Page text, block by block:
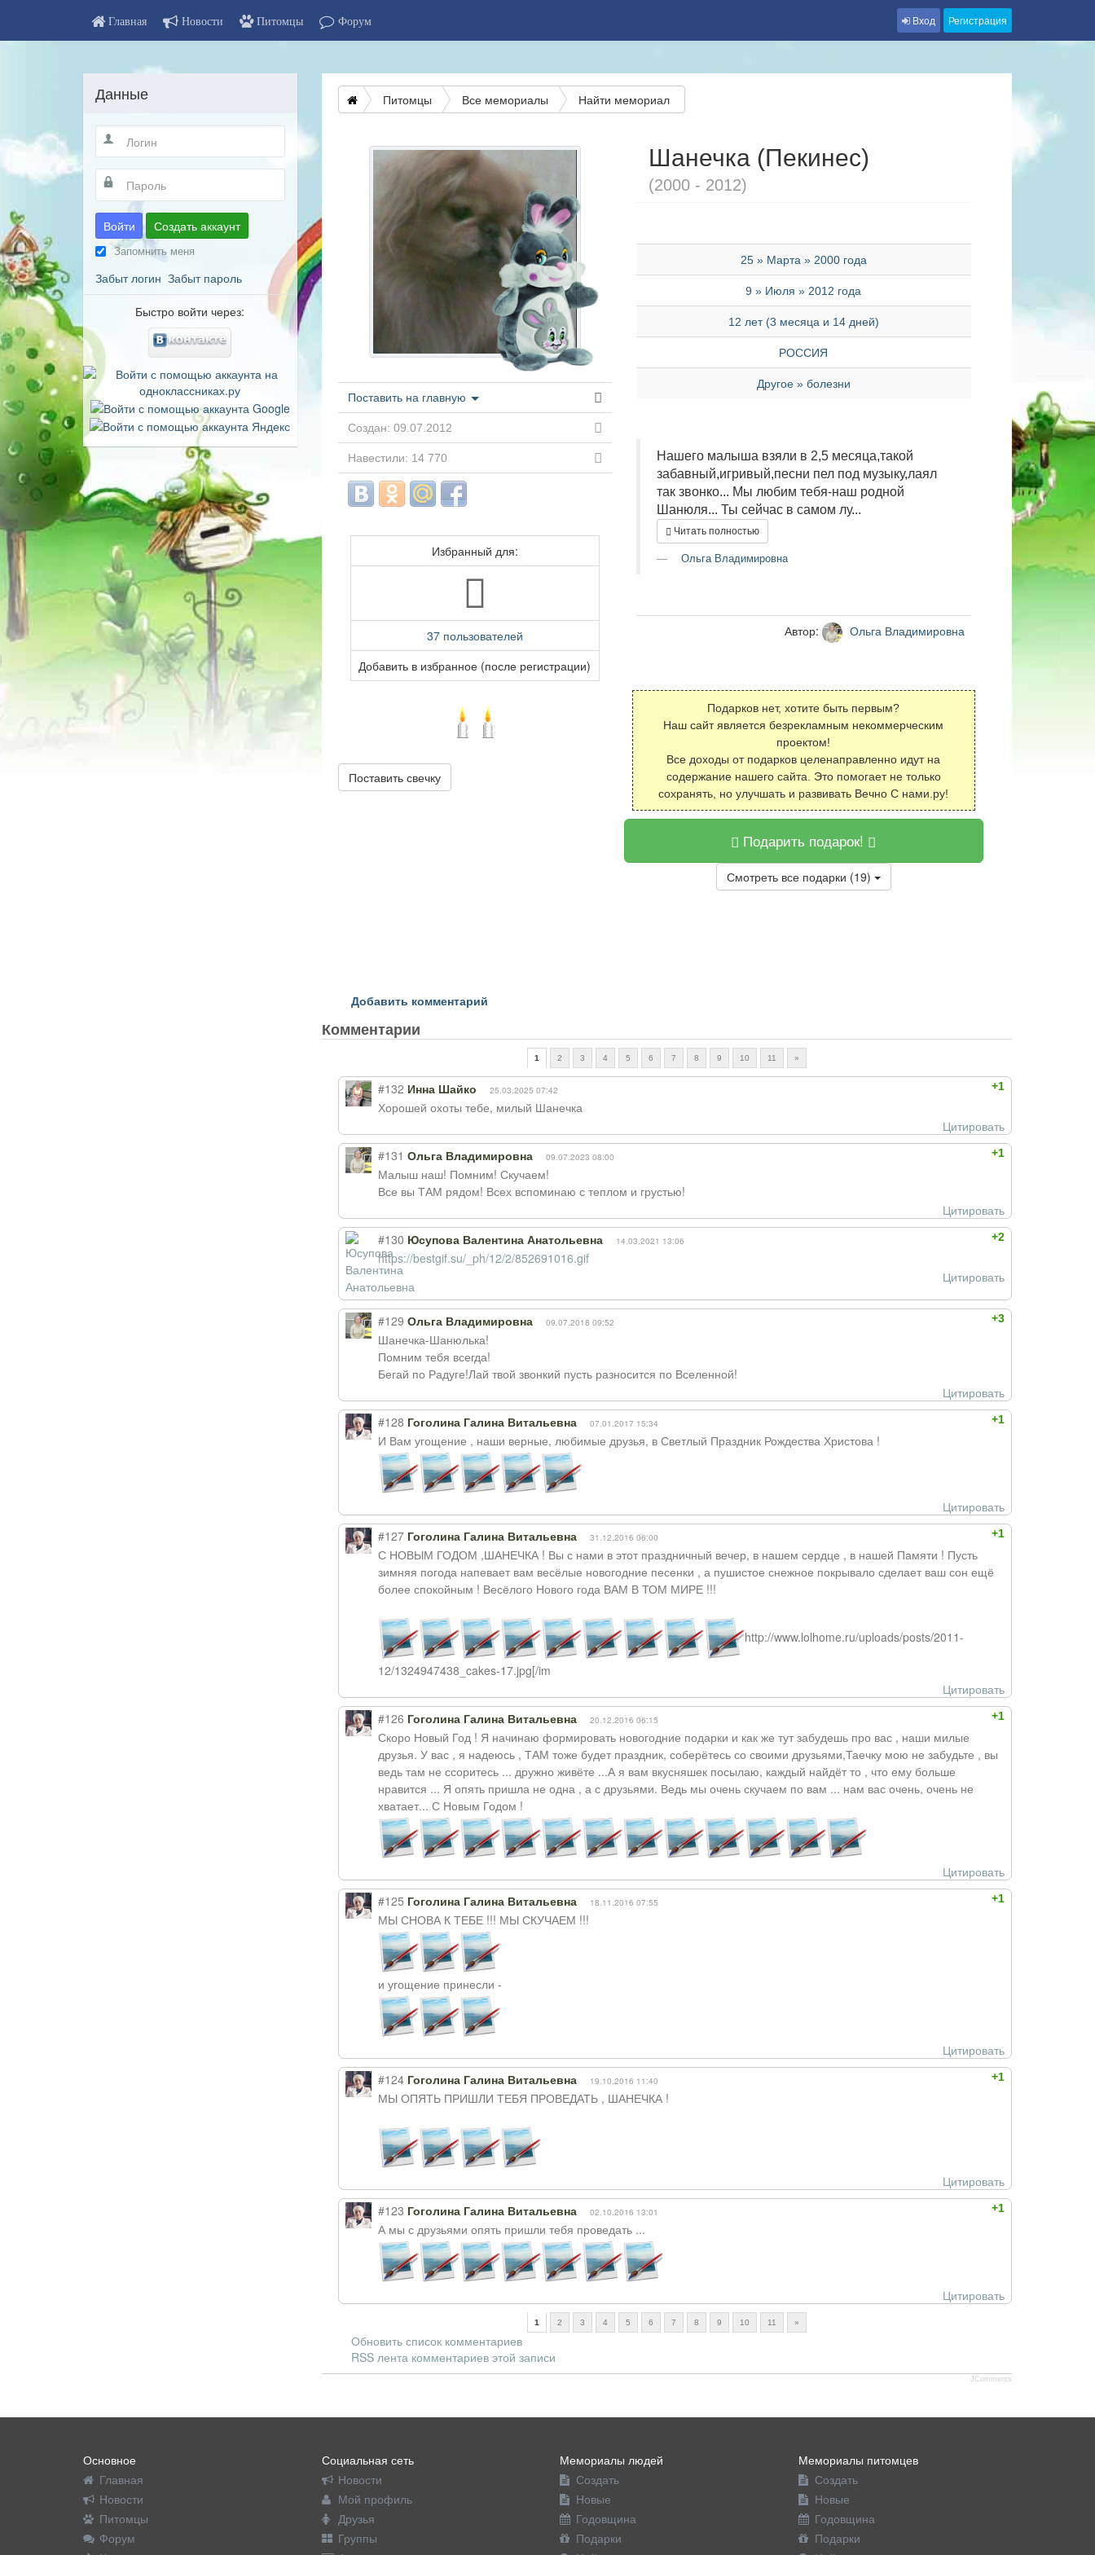
Главная Новости Питомцы Форум Вход Регистрация
Питомцы Все мемориалы Найти мемориал
Поставить на главную
Создан: 09.07.2012
Навестили: 14 770
Избранный для:
37 пользователей
Добавить в избранное (после регистрации)
Поставить свечку
Шанечка (Пекинес)
(2000 - 2012)
25 » Марта » 2000 года
9 » Июля » 2012 года
12 лет (3 месяца и 14 дней)
РОССИЯ
Другое » болезни
Нашего малыша взяли в 2,5 месяца,такой
забавный,игривый,песни пел под музыку,лаял
так звонко... Мы любим тебя-наш родной
Шанюля... Ты сейчас в самом лу...
Читать полностью
Ольга Владимировна
Автор: Ольга Владимировна
Подарков нет, хотите быть первым?
Наш сайт является безрекламным некоммерческим
проектом!
Все доходы от подарков целенаправленно идут на
содержание нашего сайта. Это помогает не только
сохранять, но улучшать и развивать Вечно С нами.ру!
Подарить подарок!
Смотреть все подарки (19)
Добавить комментарий
Комментарии
1 2 3 4 5 6 7 8 9 10 11 »
+1
#132 Инна Шайко 25.03.2025 07:42
Хорошей охоты тебе, милый Шанечка
Цитировать
+1
#131 Ольга Владимировна 09.07.2023 08:00
Малыш наш! Помним! Скучаем!
Все вы ТАМ рядом! Всех вспоминаю с теплом и грустью!
Цитировать
+2
#130 Юсупова Валентина Анатольевна 14.03.2021 13:06
https://bestgif.su/_ph/12/2/852691016.gif
Цитировать
+3
#129 Ольга Владимировна 09.07.2018 09:52
Шанечка-Шанюлька!
Помним тебя всегда!
Бегай по Радуге!Лай твой звонкий пусть разносится по Вселенной!
Цитировать
+1
#128 Гоголина Галина Витальевна 07.01.2017 15:34
И Вам угощение , наши верные, любимые друзья, в Светлый Праздник Рождества Христова !
Цитировать
+1
#127 Гоголина Галина Витальевна 31.12.2016 06:00
С НОВЫМ ГОДОМ ,ШАНЕЧКА ! Вы с нами в этот праздничный вечер, в нашем сердце , в нашей Памяти ! Пусть
зимняя погода напевает вам весёлые новогодние песенки , а пушистое снежное покрывало сделает ваш сон ещё
более спокойным ! Весёлого Нового года ВАМ В ТОМ МИРЕ !!!
http://www.lolhome.ru/uploads/posts/2011-
12/1324947438_cakes-17.jpg[/im
Цитировать
+1
#126 Гоголина Галина Витальевна 20.12.2016 06:15
Скоро Новый Год ! Я начинаю формировать новогодние подарки и как же тут забудешь про вас , наши милые
друзья. У вас , я надеюсь , ТАМ тоже будет праздник, соберётесь со своими друзьями,Таечку мою не забудьте , вы
ведь там не ссоритесь ... дружно живёте ...А я вам вкусняшек посылаю, каждый найдёт то , что ему больше
нравится ... Я опять пришла не одна , а с друзьями. Ведь мы очень скучаем по вам ... нам вас очень, очень не
хватает... С Новым Годом !
Цитировать
+1
#125 Гоголина Галина Витальевна 18.11.2016 07:55
МЫ СНОВА К ТЕБЕ !!! МЫ СКУЧАЕМ !!!
и угощение принесли -
Цитировать
+1
#124 Гоголина Галина Витальевна 19.10.2016 11:40
МЫ ОПЯТЬ ПРИШЛИ ТЕБЯ ПРОВЕДАТЬ , ШАНЕЧКА !
Цитировать
+1
#123 Гоголина Галина Витальевна 02.10.2016 13:01
А мы с друзьями опять пришли тебя проведать ...
Цитировать
1 2 3 4 5 6 7 8 9 10 11 »
Обновить список комментариев
RSS лента комментариев этой записи
JComments
Данные
Войти Создать аккаунт
Запомнить меня
Забыт логин Забыт пароль
Быстро войти через:
Основное
Главная
Новости
Питомцы
Форум
Социальная сеть
Новости
Мой профиль
Друзья
Группы
Мемориалы людей
Создать
Новые
Годовщина
Подарки
Мемориалы питомцев
Создать
Новые
Годовщина
Подарки